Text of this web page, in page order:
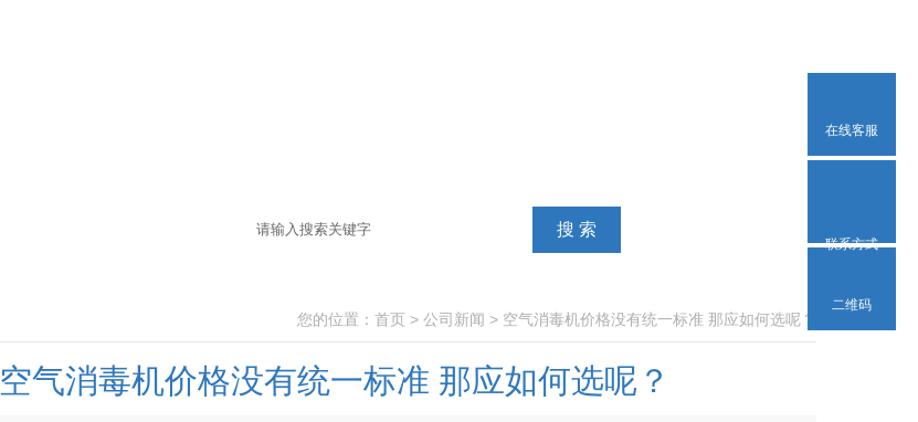
您的位置： 首页 > 公司新闻 > 空气消毒机价格没有统一标准 那应如何选呢？
空气消毒机价格没有统一标准 那应如何选呢？
在线客服
联系方式
二维码